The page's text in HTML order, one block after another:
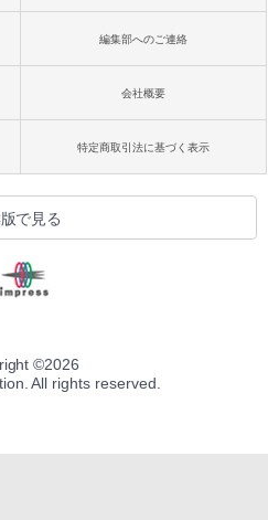
編集部へのご連絡
会社概要
特定商取引法に基づく表示
で見る
©2026
All rights reserved.